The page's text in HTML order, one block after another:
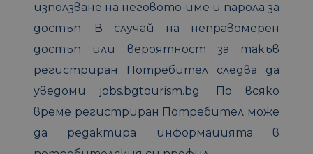
използване на неговото име и парола за
достъп. В случай на неправомерен
достъп или вероятност за такъв
регистриран Потребител следва да
уведоми jobs.bgtourism.bg. По всяко
време регистриран Потребител може
да редактира информацията в